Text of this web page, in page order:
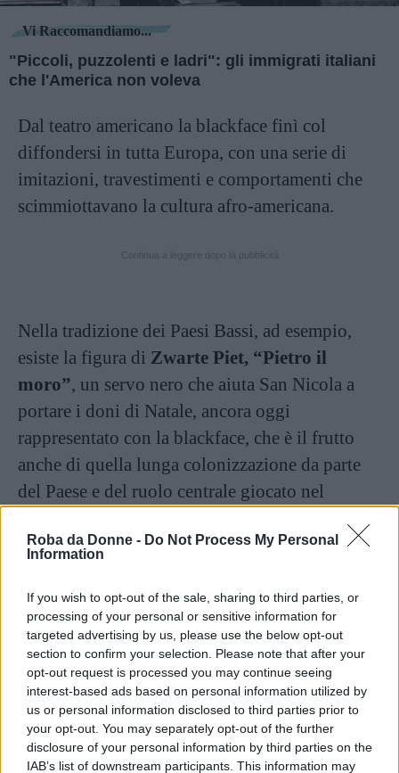
Roba da Donne - Do Not Process My Personal
Information
If you wish to opt-out of the sale, sharing to third parties, or
processing of your personal or sensitive information for
targeted advertising by us, please use the below opt-out
section to confirm your selection. Please note that after your
opt-out request is processed you may continue seeing
interest-based ads based on personal information utilized by
us or personal information disclosed to third parties prior to
your opt-out. You may separately opt-out of the further
disclosure of your personal information by third parties on the
IAB’s list of downstream participants. This information may
Vi Raccomandiamo...
"Piccoli, puzzolenti e ladri": gli immigrati italiani
che l'America non voleva
Dal teatro americano la blackface finì col
diffondersi in tutta Europa, con una serie di
imitazioni, travestimenti e comportamenti che
scimmiottavano la cultura afro-americana.
Nella tradizione dei Paesi Bassi, ad esempio,
esiste la figura di Zwarte Piet, “Pietro il
moro”, un servo nero che aiuta San Nicola a
portare i doni di Natale, ancora oggi
rappresentato con la blackface, che è il frutto
anche di quella lunga colonizzazione da parte
del Paese e del ruolo centrale giocato nel
piantagioni di zucchero e di caffè nelle loro
È proprio perché indica una sorta di “derisione”
da parte della cultura bianca su quella nera che
la blackface verrà per sempre collegata a una
storia di violenza e oppressione, rappresentando
quindi un esempio di appropriazione culturale.